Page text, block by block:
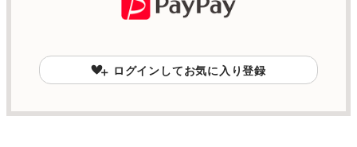
ログインしてお気に入り登録